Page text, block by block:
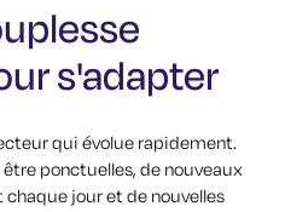
s'adapter
qui évolue rapidement.
ponctuelles, de nouveaux
jour et de nouvelles